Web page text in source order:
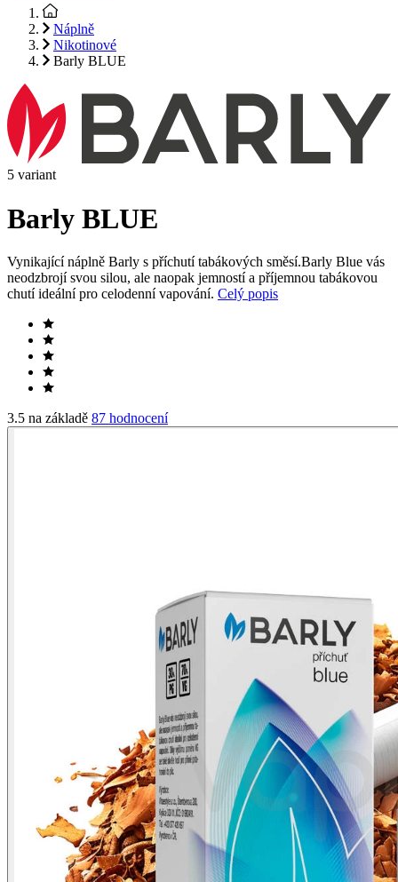
Náplně
Nikotinové
Barly BLUE
5 variant
Barly BLUE
Vynikající náplně Barly s příchutí tabákových směsí.Barly Blue vás
neodzbrojí svou silou, ale naopak jemností a příjemnou tabákovou
chutí ideální pro celodenní vapování. Celý popis
3.5 na základě 87 hodnocení